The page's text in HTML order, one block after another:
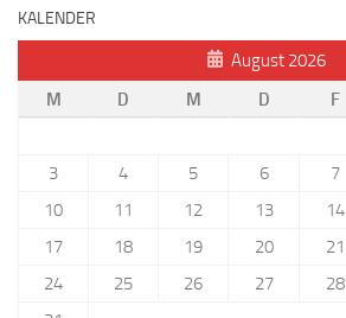
KALENDER
August 2026
M
D M D F
3
4 5 6 7
10
11 12 13 14
17
18 19 20 21
24
25 26 27 28